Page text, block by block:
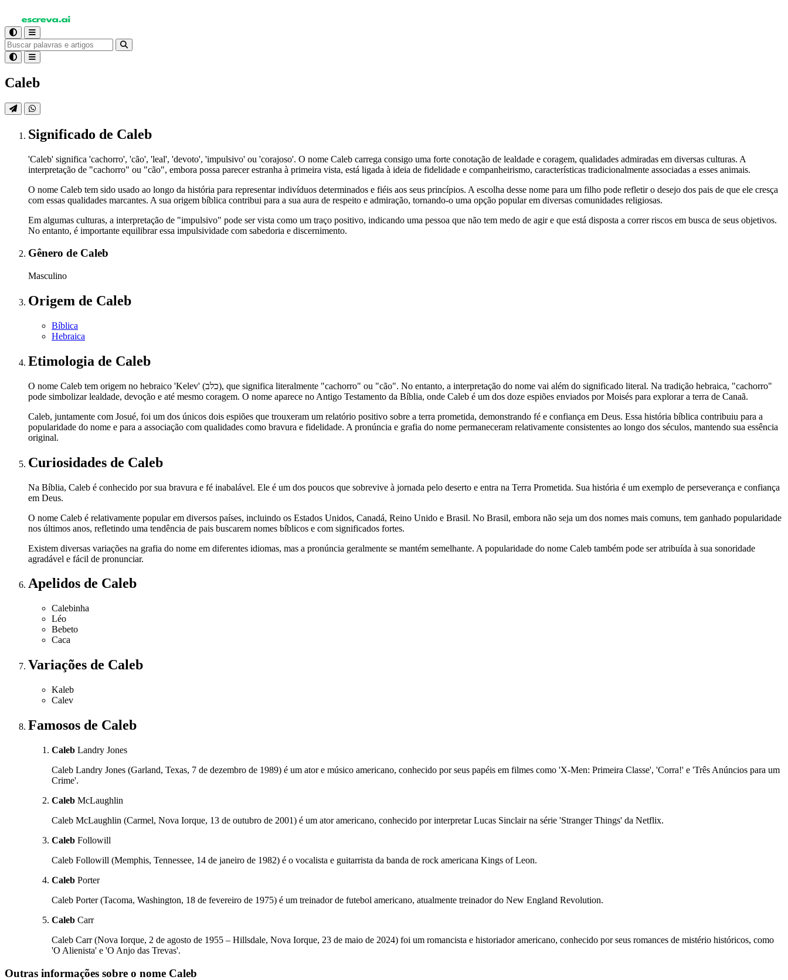
Caleb
Significado de Caleb
'Caleb' significa 'cachorro', 'cão', 'leal', 'devoto', 'impulsivo' ou 'corajoso'. O nome Caleb carrega consigo uma forte conotação de lealdade e coragem, qualidades admiradas em diversas culturas. A
interpretação de "cachorro" ou "cão", embora possa parecer estranha à primeira vista, está ligada à ideia de fidelidade e companheirismo, características tradicionalmente associadas a esses animais.
O nome Caleb tem sido usado ao longo da história para representar indivíduos determinados e fiéis aos seus princípios. A escolha desse nome para um filho pode refletir o desejo dos pais de que ele cresça
com essas qualidades marcantes. A sua origem bíblica contribui para a sua aura de respeito e admiração, tornando-o uma opção popular em diversas comunidades religiosas.
Em algumas culturas, a interpretação de "impulsivo" pode ser vista como um traço positivo, indicando uma pessoa que não tem medo de agir e que está disposta a correr riscos em busca de seus objetivos.
No entanto, é importante equilibrar essa impulsividade com sabedoria e discernimento.
Gênero de Caleb
Masculino
Origem de Caleb
Bíblica
Hebraica
Etimologia de Caleb
O nome Caleb tem origem no hebraico 'Kelev' (כלב), que significa literalmente "cachorro" ou "cão". No entanto, a interpretação do nome vai além do significado literal. Na tradição hebraica, "cachorro"
pode simbolizar lealdade, devoção e até mesmo coragem. O nome aparece no Antigo Testamento da Bíblia, onde Caleb é um dos doze espiões enviados por Moisés para explorar a terra de Canaã.
Caleb, juntamente com Josué, foi um dos únicos dois espiões que trouxeram um relatório positivo sobre a terra prometida, demonstrando fé e confiança em Deus. Essa história bíblica contribuiu para a
popularidade do nome e para a associação com qualidades como bravura e fidelidade. A pronúncia e grafia do nome permaneceram relativamente consistentes ao longo dos séculos, mantendo sua essência
original.
Curiosidades de Caleb
Na Bíblia, Caleb é conhecido por sua bravura e fé inabalável. Ele é um dos poucos que sobrevive à jornada pelo deserto e entra na Terra Prometida. Sua história é um exemplo de perseverança e confiança
em Deus.
O nome Caleb é relativamente popular em diversos países, incluindo os Estados Unidos, Canadá, Reino Unido e Brasil. No Brasil, embora não seja um dos nomes mais comuns, tem ganhado popularidade
nos últimos anos, refletindo uma tendência de pais buscarem nomes bíblicos e com significados fortes.
Existem diversas variações na grafia do nome em diferentes idiomas, mas a pronúncia geralmente se mantém semelhante. A popularidade do nome Caleb também pode ser atribuída à sua sonoridade
agradável e fácil de pronunciar.
Apelidos de Caleb
Calebinha
Léo
Bebeto
Caca
Variações de Caleb
Kaleb
Calev
Famosos de Caleb
Caleb Landry Jones
Caleb Landry Jones (Garland, Texas, 7 de dezembro de 1989) é um ator e músico americano, conhecido por seus papéis em filmes como 'X-Men: Primeira Classe', 'Corra!' e 'Três Anúncios para um
Crime'.
Caleb McLaughlin
Caleb McLaughlin (Carmel, Nova Iorque, 13 de outubro de 2001) é um ator americano, conhecido por interpretar Lucas Sinclair na série 'Stranger Things' da Netflix.
Caleb Followill
Caleb Followill (Memphis, Tennessee, 14 de janeiro de 1982) é o vocalista e guitarrista da banda de rock americana Kings of Leon.
Caleb Porter
Caleb Porter (Tacoma, Washington, 18 de fevereiro de 1975) é um treinador de futebol americano, atualmente treinador do New England Revolution.
Caleb Carr
Caleb Carr (Nova Iorque, 2 de agosto de 1955 – Hillsdale, Nova Iorque, 23 de maio de 2024) foi um romancista e historiador americano, conhecido por seus romances de mistério históricos, como
'O Alienista' e 'O Anjo das Trevas'.
Outras informações sobre o nome Caleb